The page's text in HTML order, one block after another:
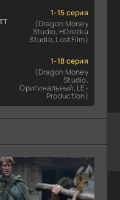
1-15 серия
(Dragon Money
Studio, HDrezka
Studio, LostFilm)
1-18 серия
(Dragon Money
Studio,
Оригинальный, LE-
Production)